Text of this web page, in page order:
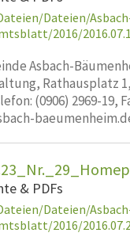
Dateien/
2016/
Asbach-
Rathausplatz 1,
(0906) 2969-19,
& PDFs
Dateien/
2016/